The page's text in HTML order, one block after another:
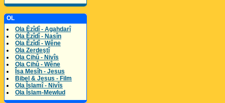
OL
Ola Êzîdî - Agahdarî
Ola Êzîdî - Nasîn
Ola Êzîdî - Wêne
Ola Zerdeştî
Ola Cihû - Nivîs
Ola Cihû - Wêne
Îsa Mesîh - Jesus
Bibel & Jesus - Film
Ola Îslamî - Nivîs
Ola Îslam-Mewlud